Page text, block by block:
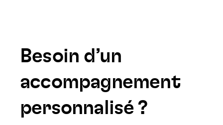
Besoin d’un
accompagnement
personnalisé ?